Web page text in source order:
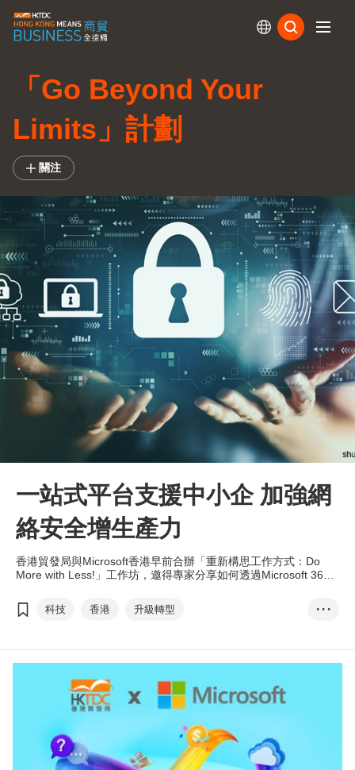
「Go Beyond Your
Limits」計劃
關注
一站式平台支援中小企 加強網
絡安全增生產力
香港貿發局與Microsoft香港早前合辦「重新構思工作方式：Do
More with Less!」工作坊，邀得專家分享如何透過Microsoft 365
科技 香港
升級轉型
• • •